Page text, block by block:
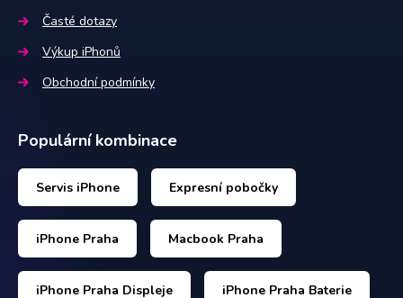
Časté dotazy
Výkup iPhonů
Obchodní podmínky
Populární kombinace
Servis iPhone Expresní pobočky
iPhone Praha Macbook Praha
iPhone Praha Displeje iPhone Praha Baterie